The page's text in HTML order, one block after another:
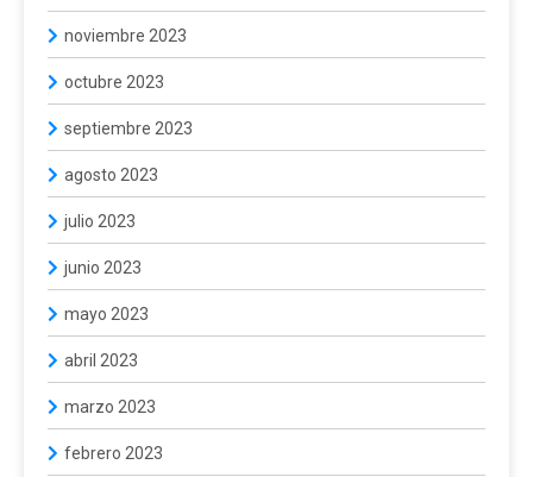
noviembre 2023
octubre 2023
septiembre 2023
agosto 2023
julio 2023
junio 2023
mayo 2023
abril 2023
marzo 2023
febrero 2023